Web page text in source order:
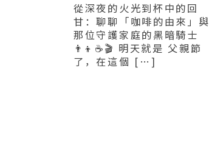
從深夜的火光到杯中的回
甘：聊聊「咖啡的由來」與
那位守護家庭的黑暗騎士
👨‍👦☕🎬 明天就是 父親節
了，在這個 […]